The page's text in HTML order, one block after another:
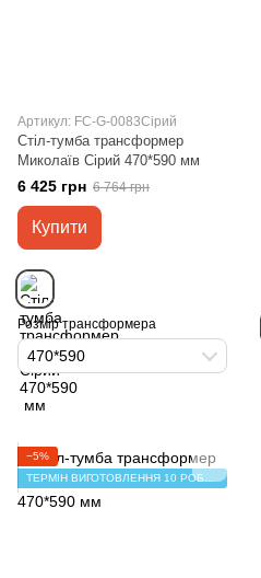
Артикул: FC-G-0083Сірий
Стіл-тумба трансформер
Миколаїв Сірий 470*590 мм
6 425 грн 6 764 грн
Купити
Розмір трансформера
470*590
−5%